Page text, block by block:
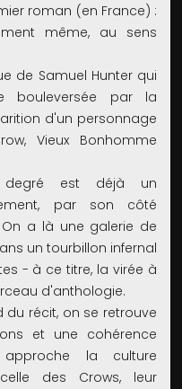
roman (en France) :
même, au sens
de Samuel Hunter qui
par la
d'un personnage
Vieux Bonhomme
degré est déjà un
par son côté
On a là une galerie de
un tourbillon infernal
- à ce titre, la virée à
d'anthologie.
récit, on se retrouve
et une cohérence
la culture
des Crows, leur